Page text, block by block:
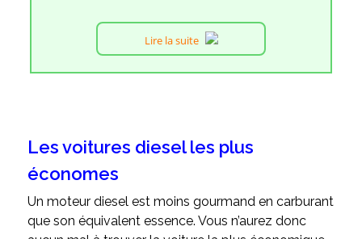
Lire la suite
Les voitures diesel les plus
économes
Un moteur diesel est moins gourmand en carburant
que son équivalent essence. Vous n’aurez donc